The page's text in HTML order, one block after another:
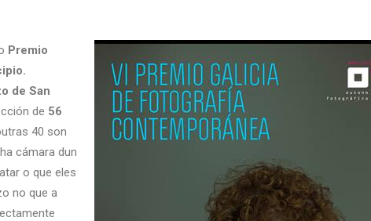
Premio
de San
de 56
40 son
cámara dun
o que eles
no que a